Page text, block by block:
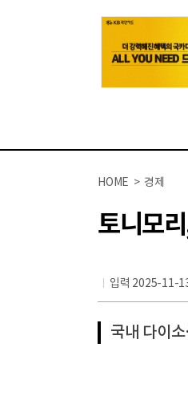
HOME > 경제
토니모
입력 2025-11-
국내 다이